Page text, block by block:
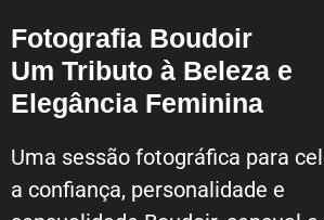
Fotografia Boudoir
Um Tributo à Beleza e
Elegância Feminina
Uma sessão fotográfica para
a confiança, personalidade e